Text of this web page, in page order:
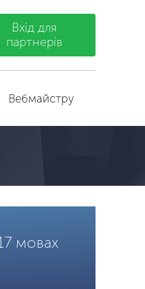
Вхід для
партнерів
Вебмайстру
мовах